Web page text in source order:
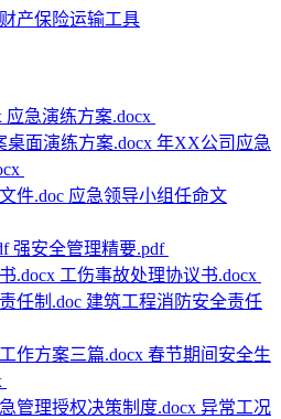
财产保险运输工具
应急演练方案.docx
年XX公司应急
应急领导小组任命文
强安全管理精要.pdf
工伤事故处理协议书.docx
建筑工程消防安全责任
春节期间安全生
异常工况